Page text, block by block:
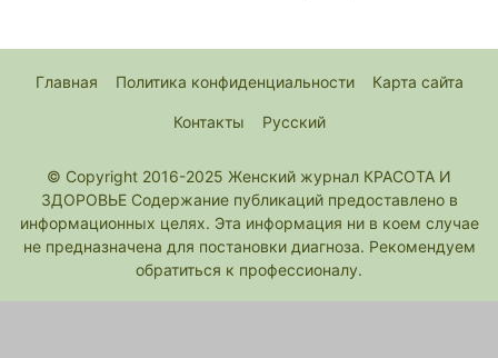
Главная Политика конфиденциальности Карта сайта
Контакты Русский
© Copyright 2016-2025 Женский журнал КРАСОТА И
ЗДОРОВЬЕ Содержание публикаций предоставлено в
информационных целях. Эта информация ни в коем случае
не предназначена для постановки диагноза. Рекомендуем
обратиться к профессионалу.